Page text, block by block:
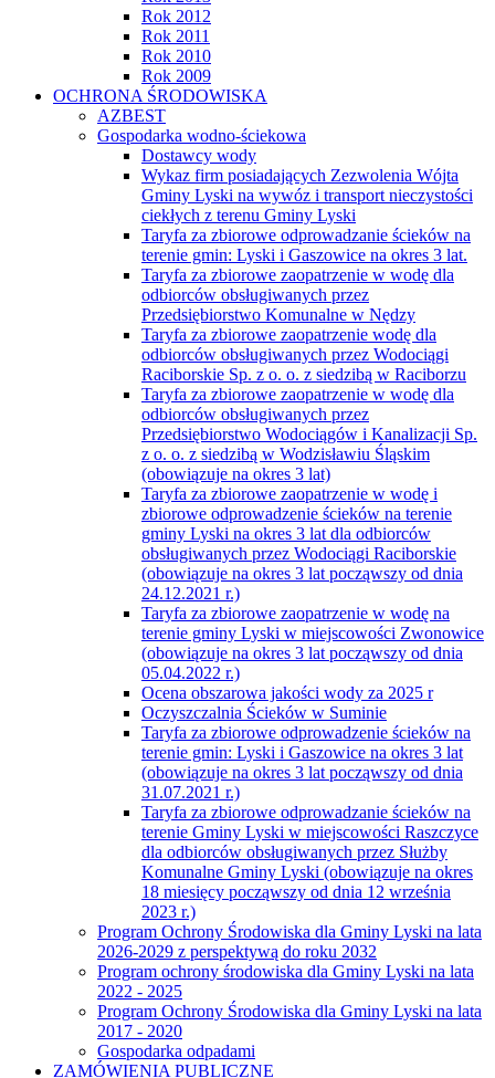
Rok 2012
Rok 2011
Rok 2010
Rok 2009
OCHRONA ŚRODOWISKA
AZBEST
Gospodarka wodno-ściekowa
Dostawcy wody
Wykaz firm posiadających Zezwolenia Wójta
Gminy Lyski na wywóz i transport nieczystości
ciekłych z terenu Gminy Lyski
Taryfa za zbiorowe odprowadzanie ścieków na
terenie gmin: Lyski i Gaszowice na okres 3 lat.
Taryfa za zbiorowe zaopatrzenie w wodę dla
odbiorców obsługiwanych przez
Przedsiębiorstwo Komunalne w Nędzy
Taryfa za zbiorowe zaopatrzenie wodę dla
odbiorców obsługiwanych przez Wodociągi
Raciborskie Sp. z o. o. z siedzibą w Raciborzu
Taryfa za zbiorowe zaopatrzenie w wodę dla
odbiorców obsługiwanych przez
Przedsiębiorstwo Wodociągów i Kanalizacji Sp.
z o. o. z siedzibą w Wodzisławiu Śląskim
(obowiązuje na okres 3 lat)
Taryfa za zbiorowe zaopatrzenie w wodę i
zbiorowe odprowadzenie ścieków na terenie
gminy Lyski na okres 3 lat dla odbiorców
obsługiwanych przez Wodociągi Raciborskie
(obowiązuje na okres 3 lat począwszy od dnia
24.12.2021 r.)
Taryfa za zbiorowe zaopatrzenie w wodę na
terenie gminy Lyski w miejscowości Zwonowice
(obowiązuje na okres 3 lat począwszy od dnia
05.04.2022 r.)
Ocena obszarowa jakości wody za 2025 r
Oczyszczalnia Ścieków w Suminie
Taryfa za zbiorowe odprowadzenie ścieków na
terenie gmin: Lyski i Gaszowice na okres 3 lat
(obowiązuje na okres 3 lat począwszy od dnia
31.07.2021 r.)
Taryfa za zbiorowe odprowadzanie ścieków na
terenie Gminy Lyski w miejscowości Raszczyce
dla odbiorców obsługiwanych przez Służby
Komunalne Gminy Lyski (obowiązuje na okres
18 miesięcy począwszy od dnia 12 września
2023 r.)
Program Ochrony Środowiska dla Gminy Lyski na lata
2026-2029 z perspektywą do roku 2032
Program ochrony środowiska dla Gminy Lyski na lata
2022 - 2025
Program Ochrony Środowiska dla Gminy Lyski na lata
2017 - 2020
Gospodarka odpadami
ZAMÓWIENIA PUBLICZNE